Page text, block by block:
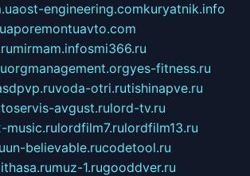
ost-engineering.comkuryatnik.info
poremontuavto.com
mirmam.infosmi366.ru
orgmanagement.orgyes-fitness.ru
voda-otri.rutishinapve.ru
avgust.rulord-tv.ru
music.rulordfilm7.rulordfilm13.ru
un-believable.rucodetool.ru
muz-1.rugooddver.ru